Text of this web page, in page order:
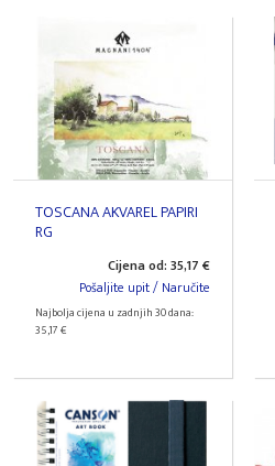
TOSCANA AKVAREL PAPIRI
RG
Cijena od: 35,17 €
Pošaljite upit / Naručite
Najbolja cijena u zadnjih 30 dana:
35,17 €